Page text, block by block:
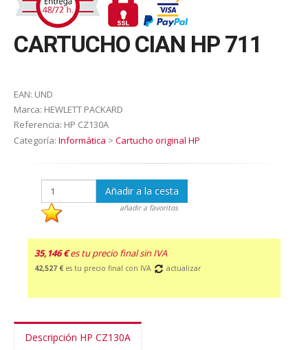
CARTUCHO CIAN HP 711
EAN: UND
Marca: HEWLETT PACKARD
Referencia: HP CZ130A
Categoría: Informática > Cartucho original HP
Añadir a la cesta
añadir a favoritos
35,146 € es tu precio final sin IVA
42,527 € es tu precio final con IVA actualizar
Descripción HP CZ130A